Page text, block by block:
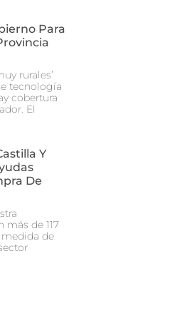
Para
rurales’
tecnología
cobertura
El
Y
De
de 117
de